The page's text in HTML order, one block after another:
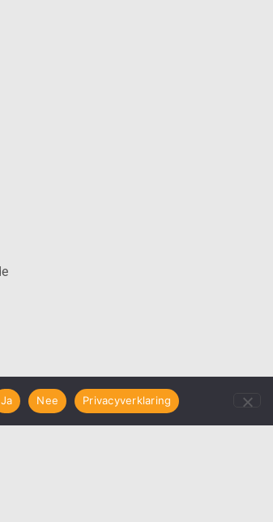
glas
ART WEEK
Ja Nee Privacyverklaring